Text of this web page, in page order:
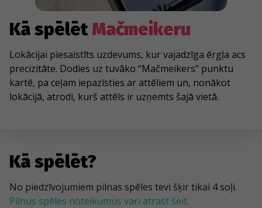
Kā spēlētMačmeikeru
Lokācijai piesaistīts uzdevums, kur vajadzīga ērgļa acs
precizitāte. Dodies uz tuvāko “Mačmeikers” punktu
kartē, pa ceļam iepazīsties ar attēliem un, nonākot
lokācijā, atrodi, kurš attēls ir uzņemts šajā vietā.
Kā spēlēt?
No piedzīvojumiem pilnas spēles tevi šķir tikai 4 soļi.
Pilnus spēles noteikumus vari atrast šeit.